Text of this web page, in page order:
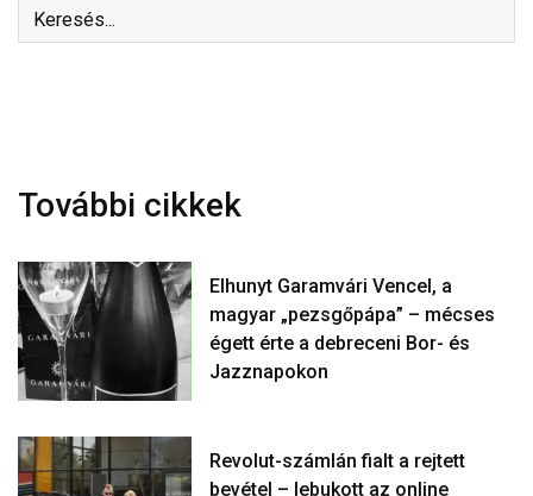
További cikkek
Elhunyt Garamvári Vencel, a
magyar „pezsgőpápa” – mécses
égett érte a debreceni Bor- és
Jazznapokon
Revolut-számlán fialt a rejtett
bevétel – lebukott az online